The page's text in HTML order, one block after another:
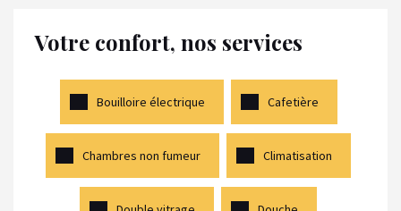
Votre confort, nos services
Bouilloire électrique Cafetière
Chambres non fumeur Climatisation